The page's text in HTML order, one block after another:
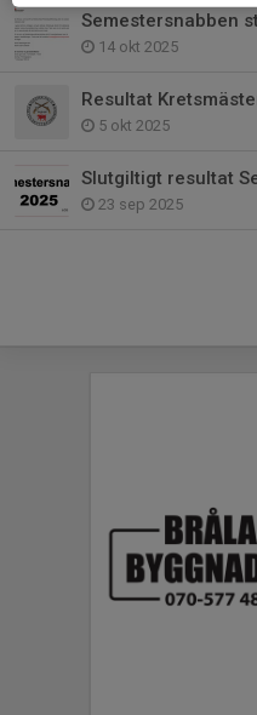
Semestersnabben
14 okt 2025
Resultat
5 okt 2025
Slutgiltigt resultat
23 sep 2025